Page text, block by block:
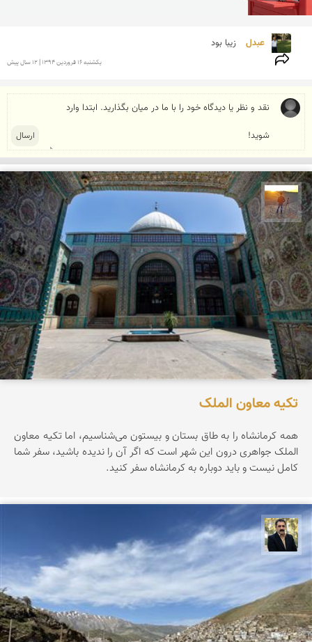
عبدل زیبا بود
يكشنبه 16 فروردين 1394 | 12 سال پیش
مهدی مخلصیان
تکیه معاون الملک
همه کرمانشاه را به طاق بستان و بیستون می‌شناسیم، اما تکیه معاون
الملک جواهری درون این شهر است که اگر آن را ندیده باشید، سفر شما
کامل نیست و باید دوباره به کرمانشاه سفر کنید.
عدنان مرادی